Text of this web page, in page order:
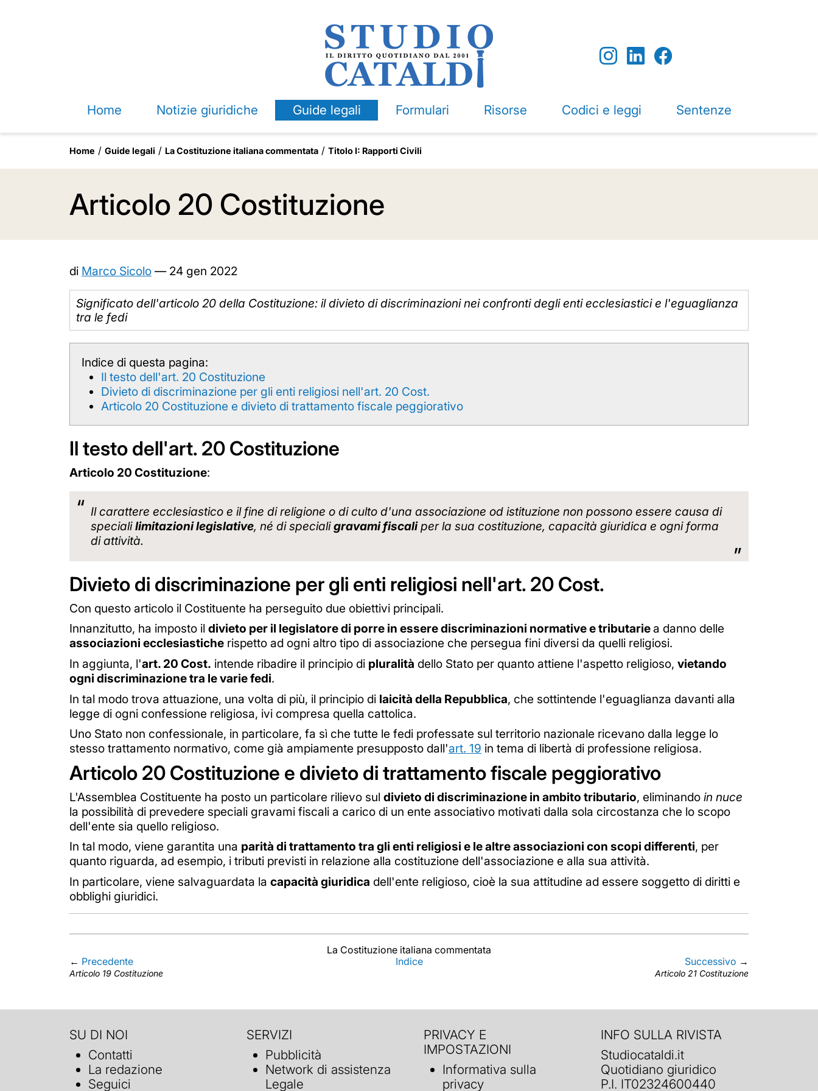
Home Notizie giuridiche Guide legali Formulari Risorse Codici e leggi Sentenze
Home Guide legali La Costituzione italiana commentata Titolo I: Rapporti Civili
Articolo 20 Costituzione
di Marco Sicolo — 24 gen 2022
Significato dell'articolo 20 della Costituzione: il divieto di discriminazioni nei confronti degli enti ecclesiastici e l'eguaglianza
tra le fedi
Indice di questa pagina:
Il testo dell'art. 20 Costituzione
Divieto di discriminazione per gli enti religiosi nell'art. 20 Cost.
Articolo 20 Costituzione e divieto di trattamento fiscale peggiorativo
Il testo dell'art. 20 Costituzione
Articolo 20 Costituzione:
Il carattere ecclesiastico e il fine di religione o di culto d'una associazione od istituzione non possono essere causa di
specialilimitazioni legislative, né di specialigravami fiscaliper la sua costituzione, capacità giuridica e ogni forma
di attività.
Divieto di discriminazione per gli enti religiosi nell'art. 20 Cost.
Con questo articolo il Costituente ha perseguito due obiettivi principali.
Innanzitutto, ha imposto il divieto per il legislatore di porre in essere discriminazioni normative e tributariea danno delle
associazioni ecclesiastiche rispetto ad ogni altro tipo di associazione che persegua fini diversi da quelli religiosi.
In aggiunta, l'art. 20 Cost. intende ribadire il principio di pluralità dello Stato per quanto attiene l'aspetto religioso, vietando
ogni discriminazione tra le varie fedi.
In tal modo trova attuazione, una volta di più, il principio di laicità della Repubblica, che sottintende l'eguaglianza davanti alla
legge di ogni confessione religiosa, ivi compresa quella cattolica.
Uno Stato non confessionale, in particolare, fa sì che tutte le fedi professate sul territorio nazionale ricevano dalla legge lo
stesso trattamento normativo, come già ampiamente presupposto dall'art. 19 in tema di libertà di professione religiosa.
Articolo 20 Costituzione e divieto di trattamento fiscale peggiorativo
L'Assemblea Costituente ha posto un particolare rilievo sul divieto di discriminazione in ambito tributario, eliminando in nuce
la possibilità di prevedere speciali gravami fiscali a carico di un ente associativo motivati dalla sola circostanza che lo scopo
dell'ente sia quello religioso.
In tal modo, viene garantita una parità di trattamento tra gli enti religiosi e le altre associazioni con scopi differenti, per
quanto riguarda, ad esempio, i tributi previsti in relazione alla costituzione dell'associazione e alla sua attività.
In particolare, viene salvaguardata la capacità giuridica dell'ente religioso, cioè la sua attitudine ad essere soggetto di diritti e
obblighi giuridici.
La Costituzione italiana commentata
← Precedente
Articolo 19 Costituzione
Indice Successivo →
Articolo 21 Costituzione
SU DI NOI
Contatti
La redazione
Seguici
SERVIZI
Pubblicità
Network di assistenza
Legale
PRIVACY E
IMPOSTAZIONI
Informativa sulla
privacy
INFO SULLA RIVISTA
Studiocataldi.it
Quotidiano giuridico
P.I. IT02324600440